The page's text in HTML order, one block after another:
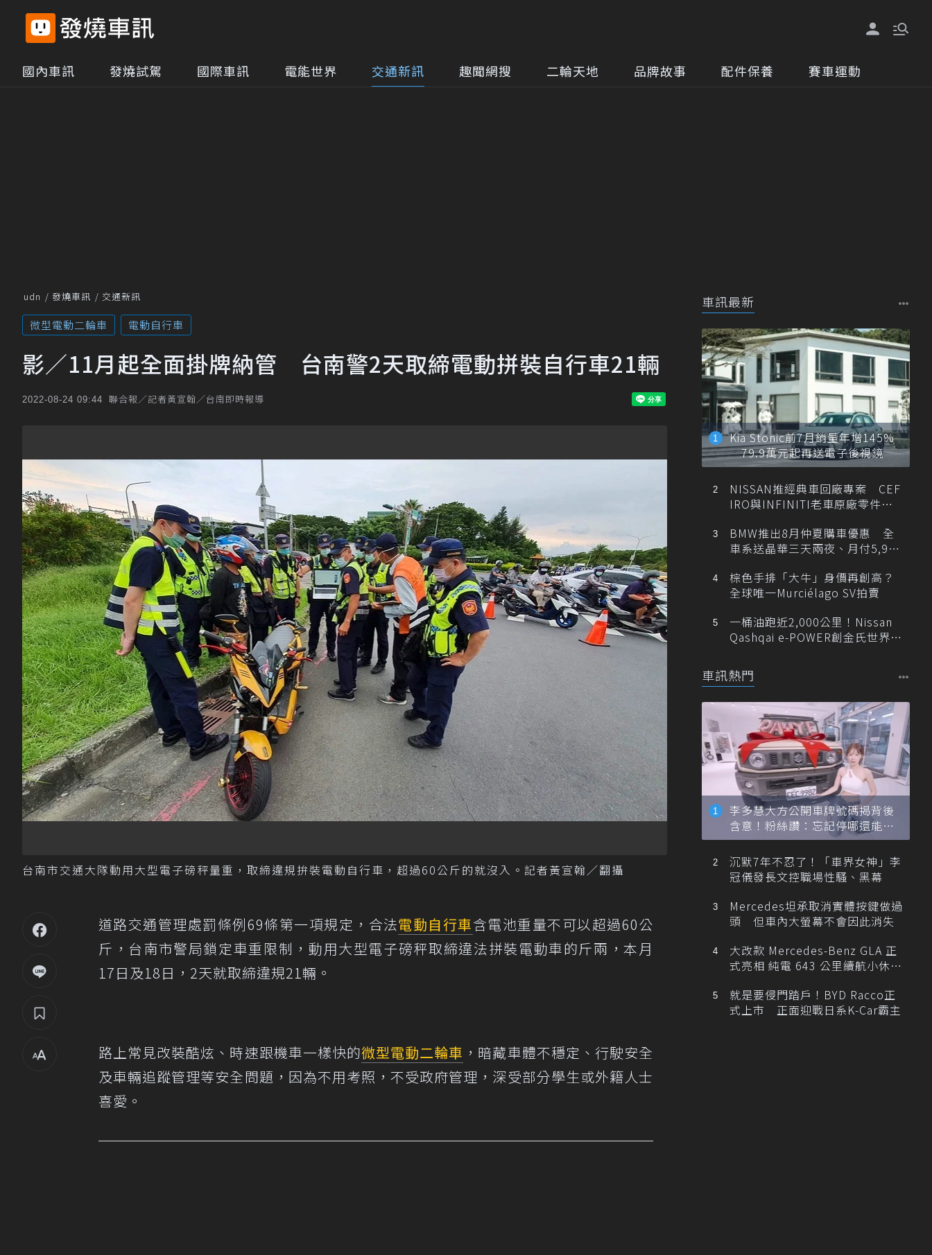
國內車訊 發燒試駕 國際車訊 電能世界 交通新訊 趣聞網搜 二輪天地 品牌故事 配件保養 賽車運動
udn 發燒車訊 交通新訊
微型電動二輪車 電動自行車
影／11月起全面掛牌納管 台南警2天取締電動拼裝自行車21輛
2022-08-24 09:44 聯合報／記者黃宣翰／台南即時報導
台南市交通大隊動用大型電子磅秤量重，取締違規拚裝電動自行車，超過60公斤的就沒入。記者黃宣翰／翻攝
道路交通管理處罰條例69條第一項規定，合法電動自行車含電池重量不可以超過60公
斤，台南市警局鎖定車重限制，動用大型電子磅秤取締違法拼裝電動車的斤兩，本月
17日及18日，2天就取締違規21輛。
路上常見改裝酷炫、時速跟機車一樣快的微型電動二輪車 ，暗藏車體不穩定、行駛安全
及車輛追蹤管理等安全問題，因為不用考照，不受政府管理，深受部分學生或外籍人士
喜愛。
車訊最新
Kia Stonic前7月銷量年增145%
79.9萬元起再送電子後視鏡
NISSAN推經典車回廠專案 CEF
IRO與INFINITI老車原廠零件最
BMW推出8月仲夏購車優惠 全
車系送晶華三天兩夜、月付5,900
棕色手排「大牛」身價再創高？
全球唯一Murciélago SV拍賣
一桶油跑近2,000公里！Nissan
Qashqai e-POWER創金氏世界紀
車訊熱門
李多慧大方公開車牌號碼揭背後
含意！粉絲讚：忘記停哪還能幫
忙找車
沉默7年不忍了！「車界女神」李
冠儀發長文控職場性騷、黑幕
Mercedes坦承取消實體按鍵做過
頭 但車內大螢幕不會因此消失
大改款 Mercedes-Benz GLA 正
式亮相 純電 643 公里續航小休
就是要侵門踏戶！BYD Racco正
式上市 正面迎戰日系K-Car霸主